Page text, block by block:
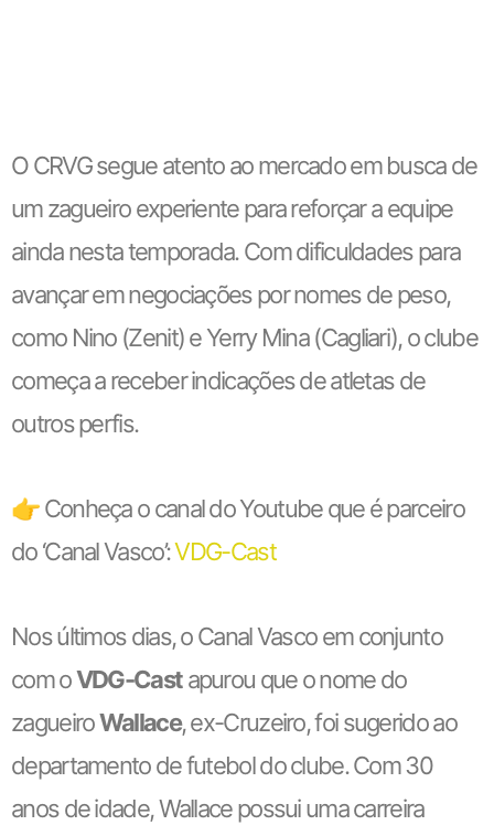
O CRVG segue atento ao mercado em busca de
um zagueiro experiente para reforçar a equipe
ainda nesta temporada. Com dificuldades para
avançar em negociações por nomes de peso,
como Nino (Zenit) e Yerry Mina (Cagliari), o clube
começa a receber indicações de atletas de
outros perfis.
👉 Conheça o canal do Youtube que é parceiro
do ‘Canal Vasco’:VDG-Cast
Nos últimos dias, o Canal Vasco em conjunto
com oVDG-Castapurou que o nome do
zagueiroWallace, ex-Cruzeiro, foi sugerido ao
departamento de futebol do clube. Com 30
anos de idade, Wallace possui uma carreira